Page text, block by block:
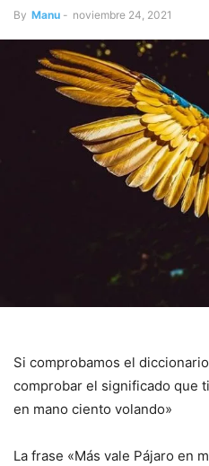
By Manu - noviembre 24, 2021
Si comprobamos el
comprobar el significado que
en mano ciento volando»
La frase «Más vale Pájaro en